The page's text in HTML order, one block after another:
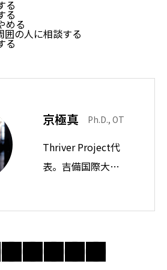
る
る
める
の人に相談する
る
京極真 Ph.D., OT
Thriver Project代
表。吉備国際大学
問い直し、分かり
合えない世界で人